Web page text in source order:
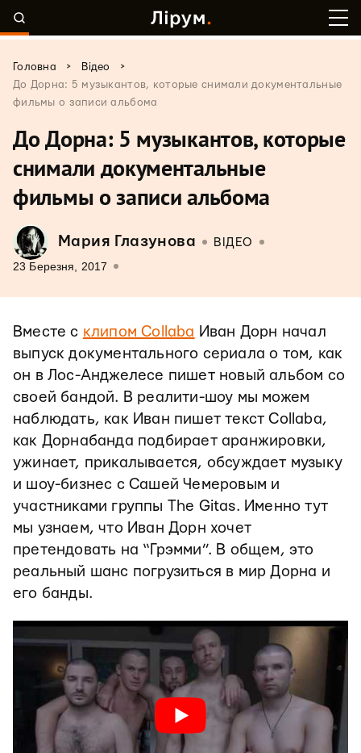
Головна > Відео
>
До Дорна: 5 музыкантов, которые снимали документальные
фильмы о записи альбома
До Дорна: 5 музыкантов, которые
снимали документальные
фильмы о записи альбома
Мария Глазунова ВІДЕО
23 Березня, 2017
Вместе с клипом Collaba Иван Дорн начал
выпуск документального сериала о том, как
он в Лос-Анджелесе пишет новый альбом со
своей бандой. В реалити-шоу мы можем
наблюдать, как Иван пишет текст Collaba,
как Дорнабанда подбирает аранжировки,
ужинает, прикалывается, обсуждает музыку
и шоу-бизнес с Сашей Чемеровым и
участниками группы The Gitas. Именно тут
мы узнаем, что Иван Дорн хочет
претендовать на “Грэмми”. В общем, это
реальный шанс погрузиться в мир Дорна и
его банды.